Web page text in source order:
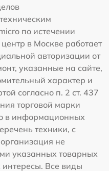
по истечении
в Москве работает
авторизации от
указанные на сайте,
характер и
согласно п. 2 ст. 437
торговой марки
в информационных
техники, с
не
указанных товарных
интересы. Все виды